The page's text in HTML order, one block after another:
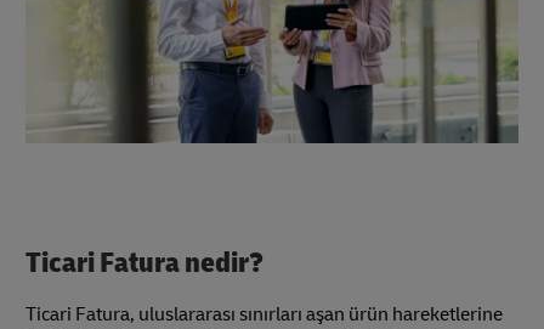
Ticari Fatura nedir?
Ticari Fatura, uluslararası sınırları aşan ürün hareketlerine